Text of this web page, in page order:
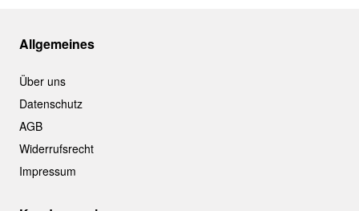
Allgemeines
Über uns
Datenschutz
AGB
Widerrufsrecht
Impressum